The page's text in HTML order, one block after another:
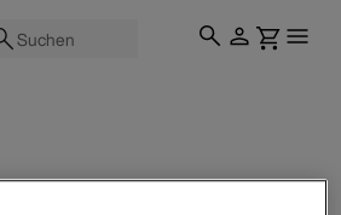
Suchen